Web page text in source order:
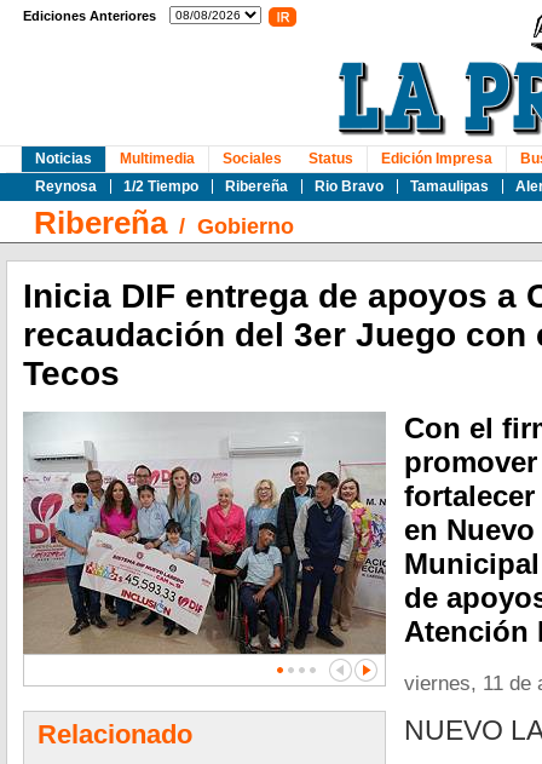
Ediciones Anteriores
Noticias
Reynosa
1/2 Tiempo Ribereña Rio Bravo Tamaulipas
Multimedia Sociales Status Edición Impresa
Ribereña/ Gobierno
Inicia DIF entrega de apoyos a
recaudación del 3er Juego con
Tecos
Relacionado
Con el
en
de
Atención
viernes, 11 de
NUEVO